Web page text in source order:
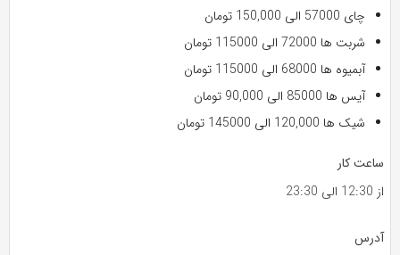
چای 57000 الی 150,000 تومان
شربت ها 72000 الی 115000 تومان
آبمیوه ها 68000 الی 115000 تومان
آیس ها 85000 الی 90,000 تومان
شیک ها 120,000 الی 145000 تومان
ساعت کار
از 12:30 الی 23:30
آدرس